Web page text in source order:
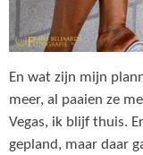
En wat zijn mijn
meer, al paaien ze
Vegas, ik blijf thuis.
gepland, maar daar